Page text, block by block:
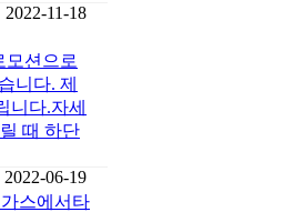
2022-11-18
모션으로
니다. 제
니다.자세
때 하단
2022-06-19
스에서타